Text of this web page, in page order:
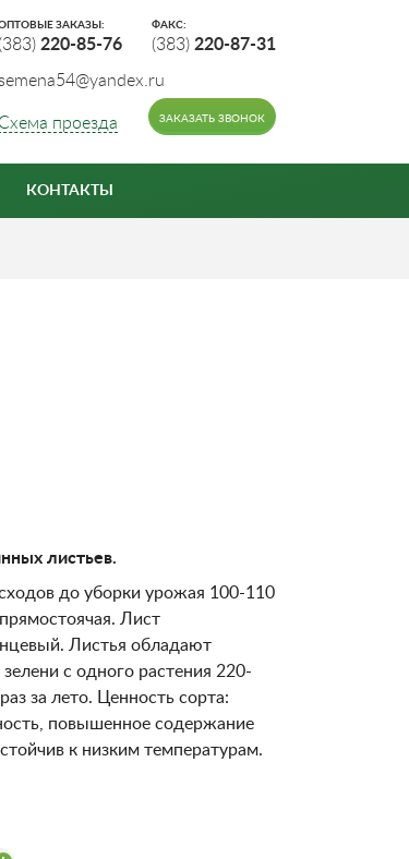
Схема проезда
ЗАКАЗЫ:
(383) 220-85-76
ФАКС:
(383) 220-87-31
ЗАКАЗАТЬ ЗВОНОК
КОНТАКТЫ
листьев.
до уборки урожая 100-110
Лист
Листья обладают
с одного растения 220-
за лето. Ценность сорта:
повышенное содержание
к низким температурам.